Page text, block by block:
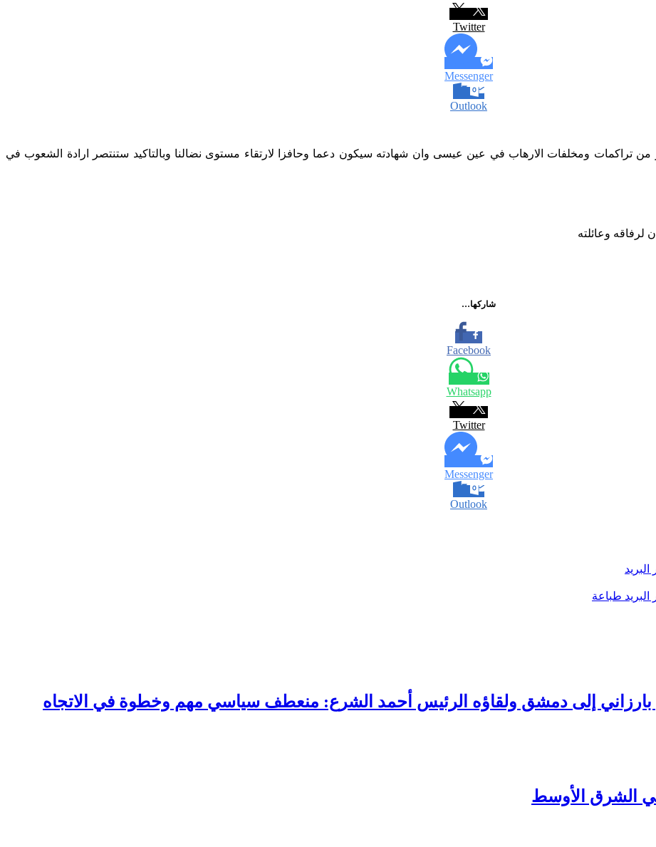
Twitter
Messenger
Outlook
من تراكمات ومخلفات الارهاب في عين عيسى وان شهادته سيكون دعما وحافزا لارتقاء مستوى نضالنا وبالتاكيد ستنتصر ارادة الشعوب في
لرفاقه وعائلته
شاركها…
Facebook
Whatsapp
Twitter
Messenger
Outlook
طباعة
بارزاني إلى دمشق ولقاؤه الرئيس أحمد الشرع: منعطف سياسي مهم وخطوة في الاتجاه
في الشرق الأوسط